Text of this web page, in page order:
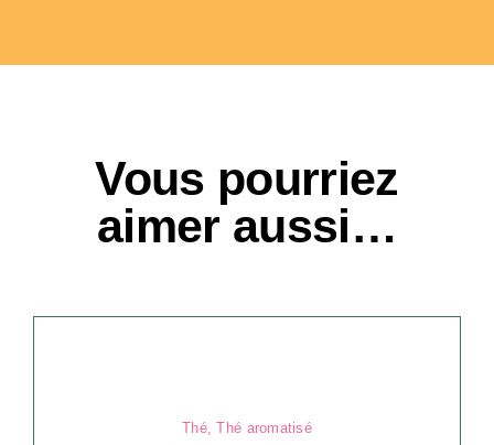
Vous pourriez
aimer aussi…
Thé,Thé aromatisé